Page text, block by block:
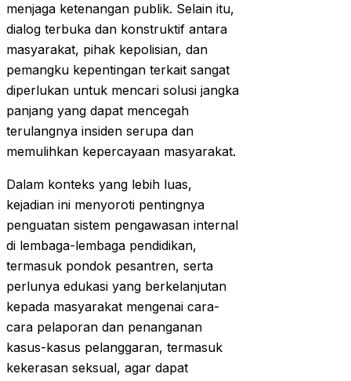
menjaga ketenangan publik. Selain itu,
dialog terbuka dan konstruktif antara
masyarakat, pihak kepolisian, dan
pemangku kepentingan terkait sangat
diperlukan untuk mencari solusi jangka
panjang yang dapat mencegah
terulangnya insiden serupa dan
memulihkan kepercayaan masyarakat.
Dalam konteks yang lebih luas,
kejadian ini menyoroti pentingnya
penguatan sistem pengawasan internal
di lembaga-lembaga pendidikan,
termasuk pondok pesantren, serta
perlunya edukasi yang berkelanjutan
kepada masyarakat mengenai cara-
cara pelaporan dan penanganan
kasus-kasus pelanggaran, termasuk
kekerasan seksual, agar dapat